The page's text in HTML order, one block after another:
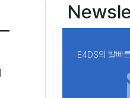
E4DS의 발빠